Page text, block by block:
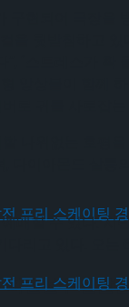
선수 선발전
현되어 극장
뒷받침하고
“스트레스가
로 귀를 사로잡는
이아몬드 살
매할 수 있다.